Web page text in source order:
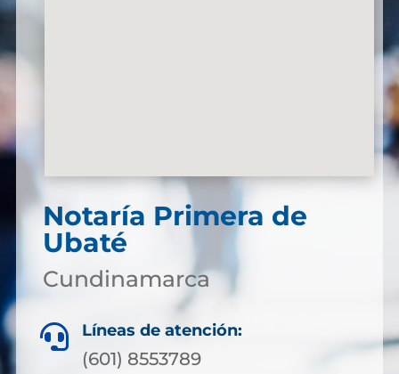
Notaría Primera de
Ubaté
Cundinamarca
 Líneas de atención:
(601) 8553789